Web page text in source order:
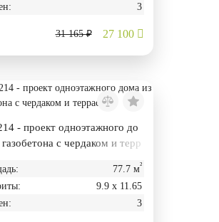
3
31 165 ₽ 27 100
- проект одноэтажного до
с чердаком и терр
77.7 м²
9.9 х 11.65
3